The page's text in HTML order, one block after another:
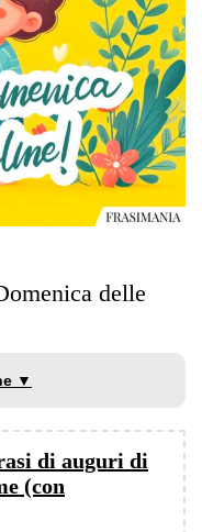
delle
▼
di auguri di
(con